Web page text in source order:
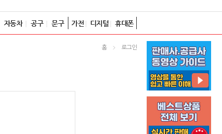
자동차 공구 문구 가전 디지털 휴대폰
홈 로그인